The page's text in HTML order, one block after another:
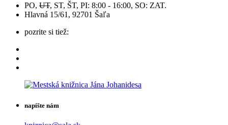
PO, UT, ST, ŠT, PI: 8:00 - 16:00, SO: ZAT.
Hlavná 15/61, 92701 Šaľa
pozrite si tiež:
napíšte nám